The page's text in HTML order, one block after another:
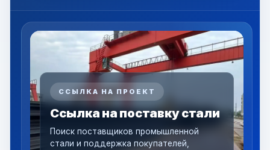
ССЫЛКА НА ПРОЕКТ
Ссылка на поставку стали
Поиск поставщиков промышленной
стали и поддержка покупателей,